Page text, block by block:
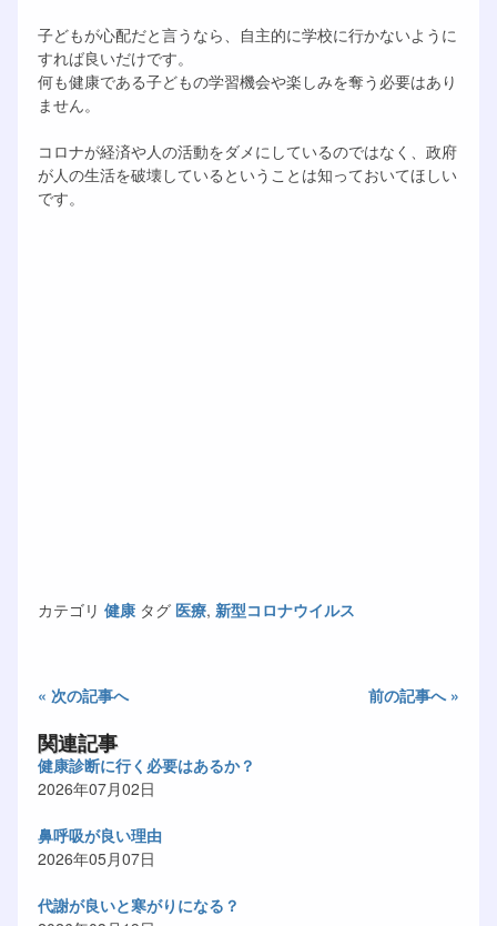
子どもが心配だと言うなら、自主的に学校に行かないように
すれば良いだけです。
何も健康である子どもの学習機会や楽しみを奪う必要はあり
ません。
コロナが経済や人の活動をダメにしているのではなく、政府
が人の生活を破壊しているということは知っておいてほしい
です。
カテゴリ 健康 タグ 医療, 新型コロナウイルス
« 次の記事へ 前の記事へ »
関連記事
健康診断に行く必要はあるか？
2026年07月02日
鼻呼吸が良い理由
2026年05月07日
代謝が良いと寒がりになる？